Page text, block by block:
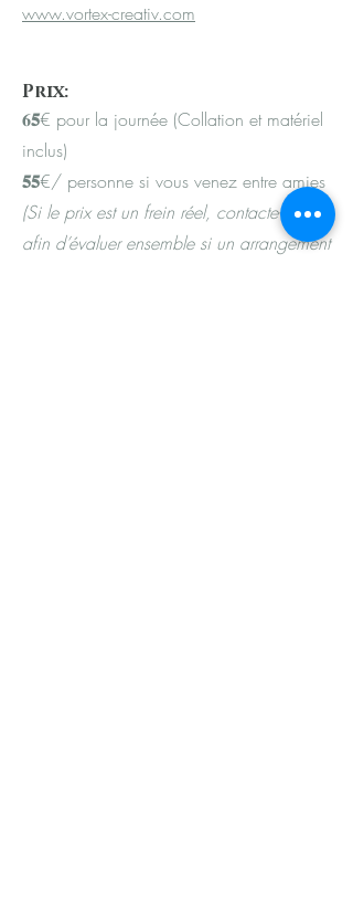
www.vortex-creativ.com
Prix:
𝟔𝟓€ pour la journée (Collation et matériel
inclus)
𝟓𝟓€/ personne si vous venez entre amies
(Si le prix est un frein réel, contacte-moi
afin d’évaluer ensemble si un arrangement